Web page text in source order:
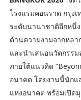
โรงแรมคอนราด กรุง
ระดับนานาชาติอีกหนึ่
ด้านความงามจากหล
และนำเสนอนวัตกรรม
ภายใต้แนวคิด
อนาคต โดยงานนี้นักแ
แห่งอนาคต พร้อมเปิด